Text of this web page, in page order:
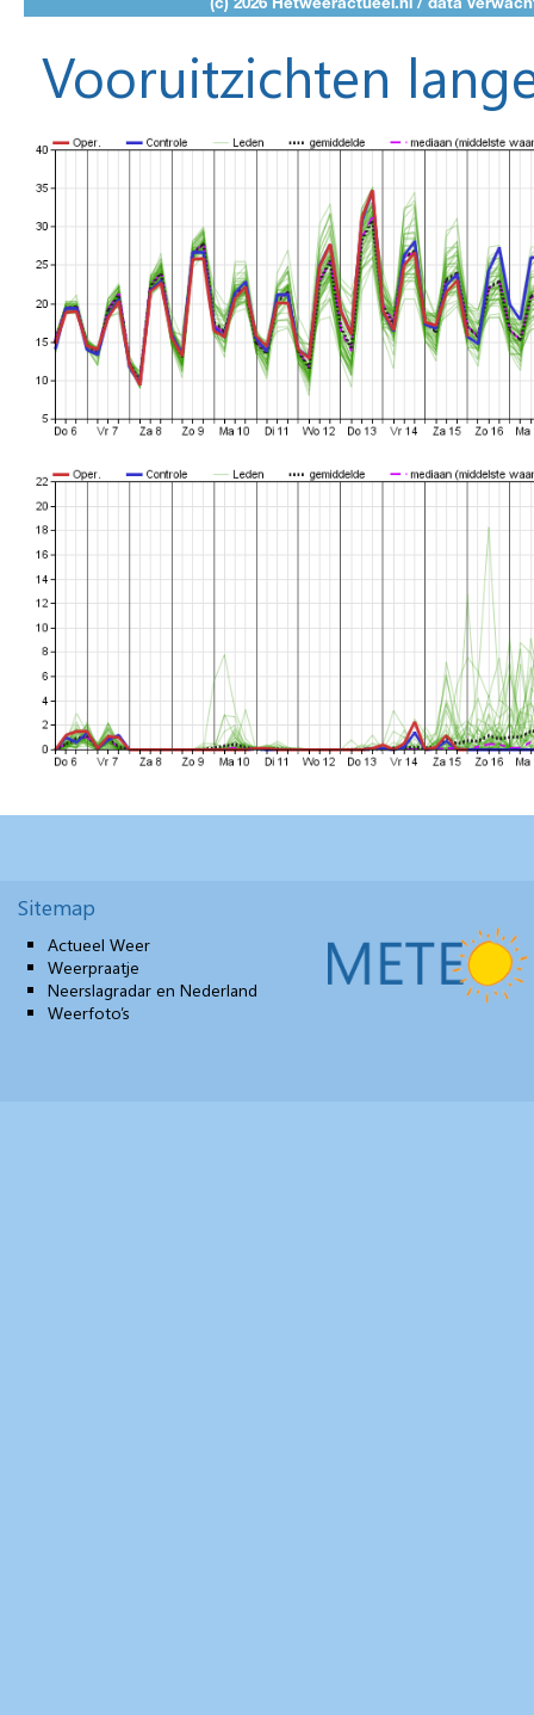
Vooruitzichten
Sitemap
Actueel Weer
Weerpraatje
Neerslagradar en Nederland
Weerfoto’s